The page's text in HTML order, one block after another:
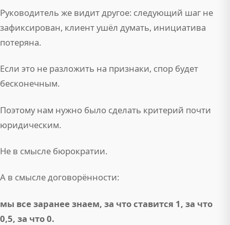
Руководитель же видит другое: следующий шаг не
зафиксирован, клиент ушёл думать, инициатива
потеряна.
Если это не разложить на признаки, спор будет
бесконечным.
Поэтому нам нужно было сделать критерий почти
юридическим.
Не в смысле бюрократии.
А в смысле договорённости:
мы все заранее знаем, за что ставится 1, за что
0,5, за что 0.